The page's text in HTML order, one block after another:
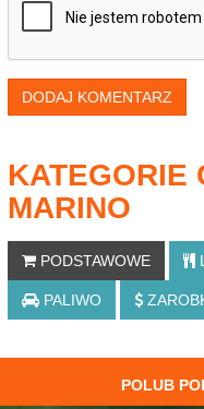
DODAJ KOMENTARZ
KATEGORIE
MARINO
PODSTAWOWE
PALIWO
POLUB